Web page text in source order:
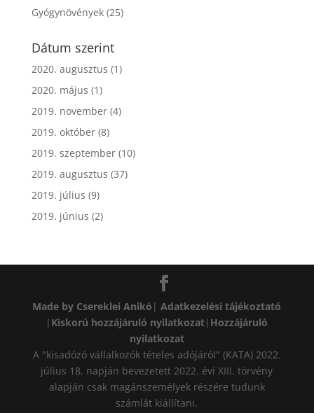
Gyógynövények(25)
Dátum szerint
2020. augusztus (1)
2020. május (1)
2019. november(4)
2019. október(8)
2019. szeptember(10)
2019. augusztus (37)
2019. július (9)
2019. június (2)
Made by Csereklei Anikó |Adatkezelési tájékoztató
| Kiskorú hozzájáruló nyilatkozat| Hozzájáruló
nyilatkozat
A "kisadózó vállalkozók tételes adójáról" (KATA) 2022.
július 18. napján bevezetett 2022. évi XIII. törvény
alapján csak magánszemélyek részére tudunk
számlát kiállítani.